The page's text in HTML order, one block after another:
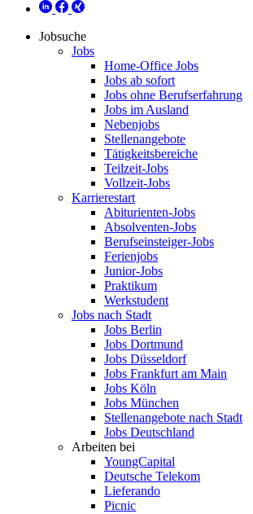
Jobsuche
Jobs
Home-Office Jobs
Jobs ab sofort
Jobs ohne Berufserfahrung
Jobs im Ausland
Nebenjobs
Stellenangebote
Tätigkeitsbereiche
Teilzeit-Jobs
Vollzeit-Jobs
Karrierestart
Abiturienten-Jobs
Absolventen-Jobs
Berufseinsteiger-Jobs
Ferienjobs
Junior-Jobs
Praktikum
Werkstudent
Jobs nach Stadt
Jobs Berlin
Jobs Dortmund
Jobs Düsseldorf
Jobs Frankfurt am Main
Jobs Köln
Jobs München
Stellenangebote nach Stadt
Jobs Deutschland
Arbeiten bei
YoungCapital
Deutsche Telekom
Lieferando
Picnic